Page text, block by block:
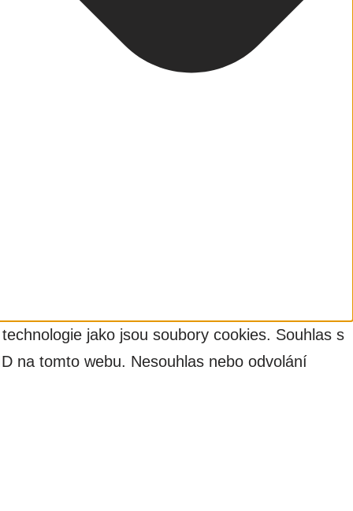
jako jsou soubory cookies. Souhlas s
na tomto webu. Nesouhlas nebo odvolání